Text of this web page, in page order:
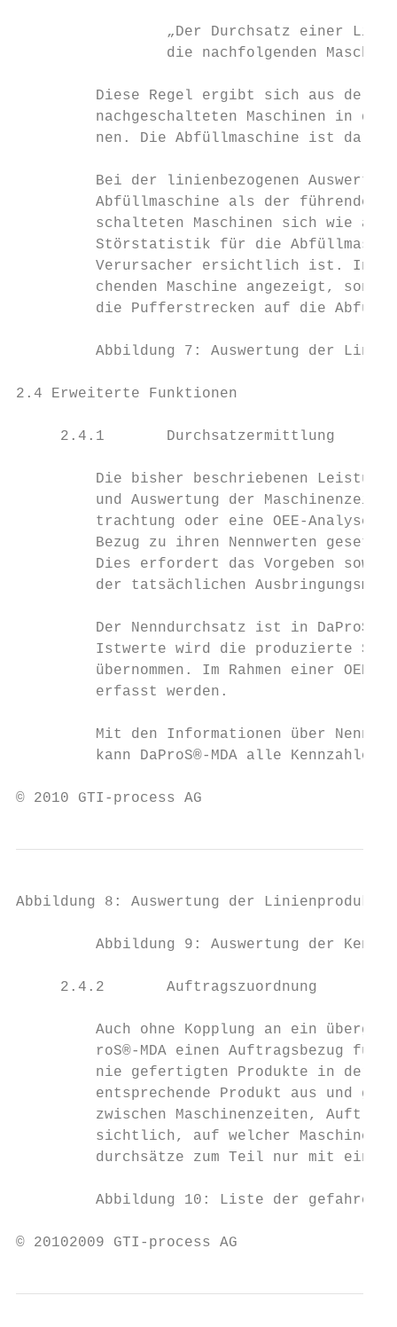
„Der Durchsatz einer
die nachfolgenden
Diese Regel ergibt sich aus der
nachgeschalteten Maschinen in
nen. Die Abfüllmaschine ist
Bei der linienbezogenen
Abfüllmaschine als der führenden
schalteten Maschinen sich wie
Störstatistik für die
Verursacher ersichtlich ist. In
chenden Maschine angezeigt,
die Pufferstrecken auf die
Abbildung 7: Auswertung der
2.4 Erweiterte Funktionen
     2.4.1       Durchsatzermittlung
Die bisher beschriebenen
und Auswertung der
trachtung oder eine OEE-Analyse
Bezug zu ihren Nennwerten
Dies erfordert das Vorgeben
der tatsächlichen
Der Nenndurchsatz ist in
Istwerte wird die produzierte
übernommen. Im Rahmen einer OEE-
         erfasst werden.
Mit den Informationen über Nenn-
kann DaProS®-MDA alle Kennzahlen
© 2010 GTI-process AG
Abbildung 8: Auswertung der
Abbildung 9: Auswertung der
     2.4.2       Auftragszuordnung
Auch ohne Kopplung an ein
roS®-MDA einen Auftragsbezug für
nie gefertigten Produkte in der
entsprechende Produkt aus und
zwischen Maschinenzeiten,
sichtlich, auf welcher Maschine
durchsätze zum Teil nur mit
Abbildung 10: Liste der
© 20102009 GTI-process AG